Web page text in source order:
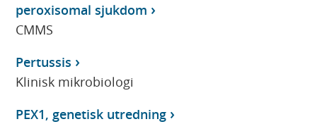
peroxisomal sjukdom
CMMS
Pertussis
Klinisk mikrobiologi
PEX1, genetisk utredning